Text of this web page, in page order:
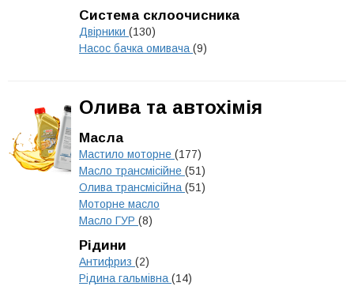
Система склоочисника
Двірники (130)
Насос бачка омивача (9)
Олива та автохімія
Масла
Мастило моторне (177)
Масло трансмісійне (51)
Олива трансмісійна (51)
Моторне масло
Масло ГУР (8)
Рідини
Антифриз (2)
Рідина гальмівна (14)